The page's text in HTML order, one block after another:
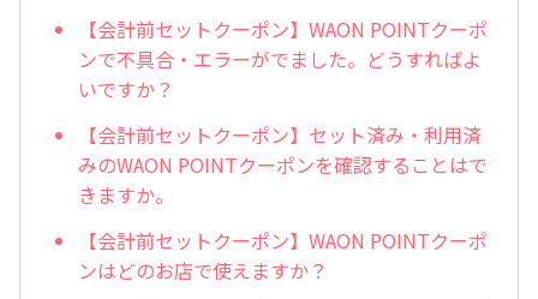
【会計前セットクーポン】WAON POINTクーポ
ンで不具合・エラーがでました。どうすればよ
いですか？
【会計前セットクーポン】セット済み・利用済
みのWAON POINTクーポンを確認することはで
きますか。
【会計前セットクーポン】WAON POINTクーポ
ンはどのお店で使えますか？